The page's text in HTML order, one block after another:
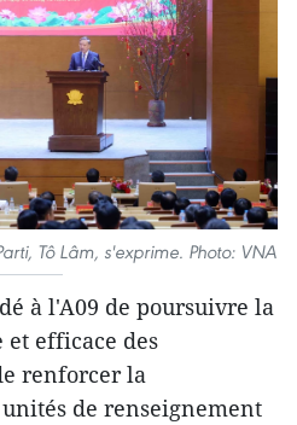
Tô Lâm, s'exprime. Photo: VNA
à l'A09 de poursuivre la
efficace des
renforcer la
de renseignement